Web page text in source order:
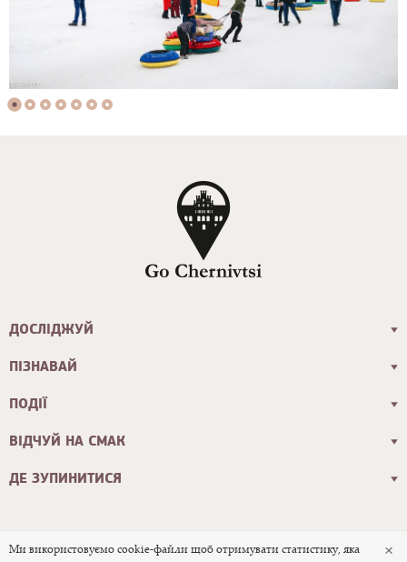
ДОСЛІДЖУЙ
ПІЗНАВАЙ
ПОДІЇ
ВІДЧУЙ НА СМАК
ДЕ ЗУПИНИТИСЯ
×
Ми використовуємо cookie-файли щоб отримувати статистику, яка